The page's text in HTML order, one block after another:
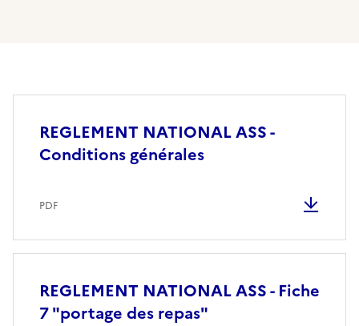
REGLEMENT NATIONAL ASS -
Conditions générales
PDF
REGLEMENT NATIONAL ASS - Fiche
7 "portage des repas"